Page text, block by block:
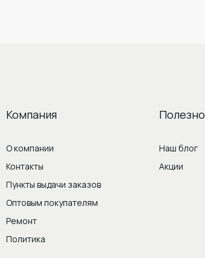
Компания
О компании
Контакты
Пункты выдачи заказов
Оптовым покупателям
Ремонт
Политика
Полезно
Наш блог
Акции